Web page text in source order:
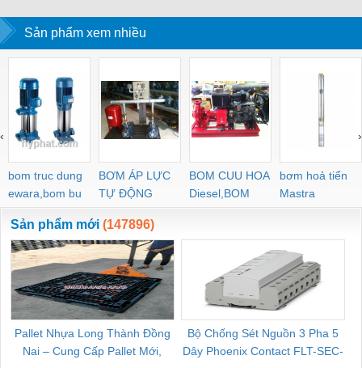
Sản phẩm xem nhiều
bom truc dung
ewara,bom bu
ewara
BƠM ÁP LỰC
TỰ ĐỘNG
BOM CUU HOA
Diesel,BOM
CHUA CHAY
bơm hoả tiển
Mastra
‹ ›
Sản phẩm mới (147896)
Pallet Nhựa Long Thành Đồng
Nai – Cung Cấp Pallet Mới,
Bộ Chống Sét Nguồn 3 Pha 5
Dây Phoenix Contact FLT-SEC-